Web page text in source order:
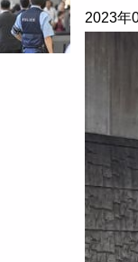
2023年